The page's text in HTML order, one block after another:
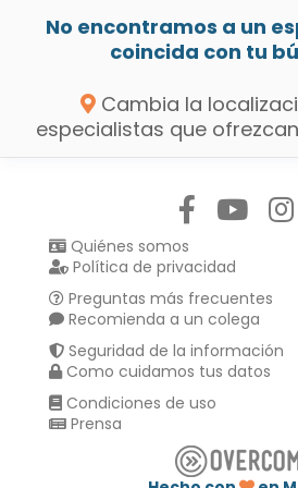
No encontramos a un
coincida con tu
Cambia la
especialistas que
Quiénes somos
Política de privacidad
Preguntas más frecuentes
Recomienda a un colega
Seguridad de la información
Como cuidamos tus datos
Condiciones de uso
Prensa